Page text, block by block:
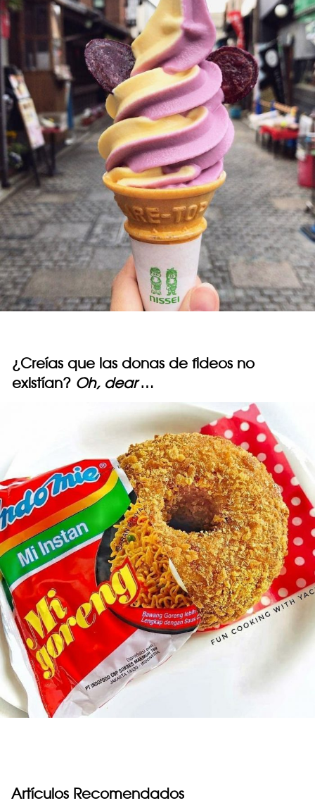
¿Creías que las donas de fideos no
existían? Oh, dear…
Artículos Recomendados